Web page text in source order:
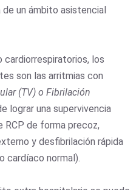
un ámbito asistencial
cardiorrespiratorios, los
son las arritmias con
(TV) o Fibrilación
lograr una supervivencia
RCP de forma precoz,
y desfibrilación rápida
cardíaco normal).